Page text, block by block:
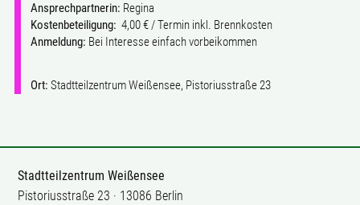
Ansprechpartnerin: Regina
Kostenbeteiligung: 4,00 € / Termin inkl. Brennkosten
Anmeldung: Bei Interesse einfach vorbeikommen
Ort: Stadtteilzentrum Weißensee, Pistoriusstraße 23
Stadtteilzentrum Weißensee
Pistoriusstraße 23 · 13086 Berlin